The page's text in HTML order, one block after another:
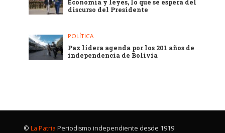
Economía y leyes, lo que se espera del
discurso del Presidente
POLÍTICA
Paz lidera agenda por los 201 años de
independencia de Bolivia
© La Patria Periodismo independiente desde 1919